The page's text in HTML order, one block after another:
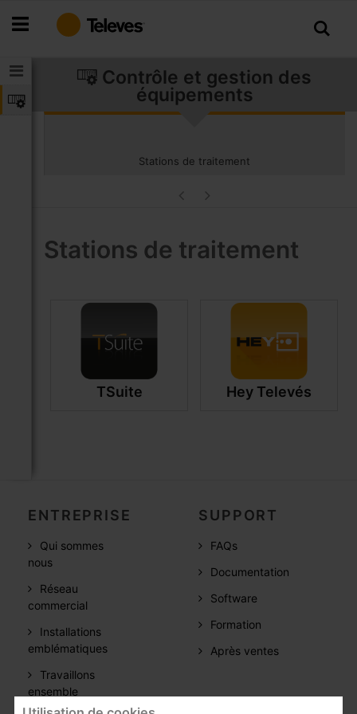
au
Contrôle et gestion des
équipements
Stations de traitement
Stations de traitement
TSuite Hey Televés
ENTREPRISE
Qui sommes
nous
Réseau
commercial
Installations
emblématiques
Travaillons
ensemble
SUPPORT
FAQs
Documentation
Software
Formation
Après ventes